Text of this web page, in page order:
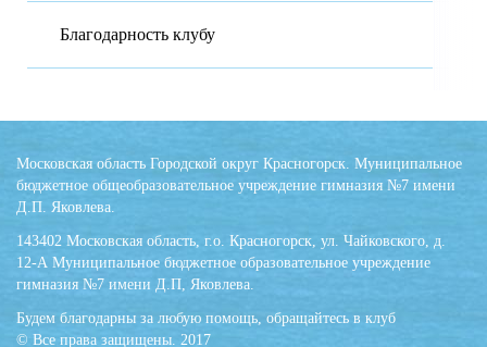
Благодарность клубу
Московская область Городской округ Красногорск. Муниципальное
бюджетное общеобразовательное учреждение гимназия №7 имени
Д.П. Яковлева.
143402 Московская область, г.о. Красногорск, ул. Чайковского, д.
12-А Муниципальное бюджетное образовательное учреждение
гимназия №7 имени Д.П, Яковлева.
Будем благодарны за любую помощь, обращайтесь в клуб
© Все права защищены. 2017